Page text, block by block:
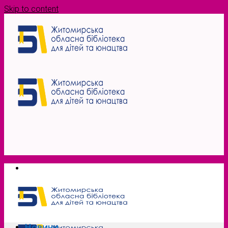
Skip to content